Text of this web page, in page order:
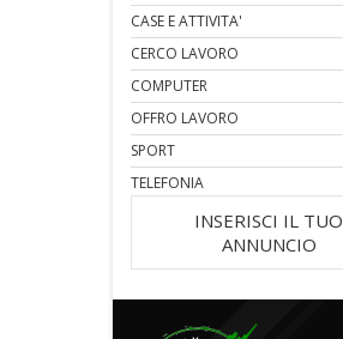
CASE E ATTIVITA'
CERCO LAVORO
COMPUTER
OFFRO LAVORO
SPORT
TELEFONIA
INSERISCI IL TUO
ANNUNCIO